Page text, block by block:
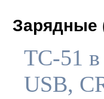
Зарядные
TC-51
USB,